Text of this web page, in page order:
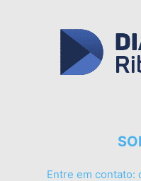
Entre em contato: